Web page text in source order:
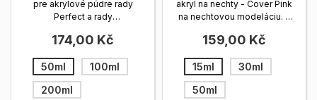
pre akrylové púdre rady
Perfect a rady
174,00 Kč
50ml
100ml
200ml
akryl na nechty - Cover Pink
na nechtovou modeláciu. S
159,00 Kč
15ml
30ml
50ml